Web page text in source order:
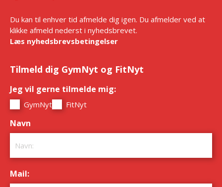
Du kan til enhver tid afmelde dig igen. Du afmelder ved at
klikke afmeld nederst i nyhedsbrevet.
Læs nyhedsbrevsbetingelser
Tilmeld dig GymNyt og FitNyt
Jeg vil gerne tilmelde mig:
GymNyt FitNyt
Navn
Mail: